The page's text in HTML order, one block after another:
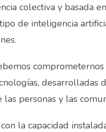
colectiva y basada
de inteligencia
desarrolladas
las personas y las
la capacidad